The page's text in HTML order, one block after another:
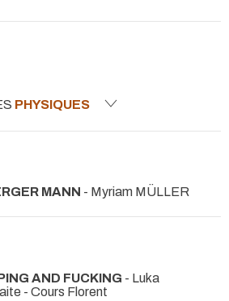
PHYSIQUES
MANN - Myriam MÜLLER
AND FUCKING - Luka
- Cours Florent